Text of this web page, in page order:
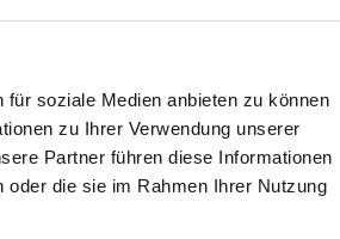
soziale Medien anbieten zu können
zu Ihrer Verwendung unserer
Partner führen diese Informationen
die sie im Rahmen Ihrer Nutzung
Umleitungsstrecke.
Weitere Infos